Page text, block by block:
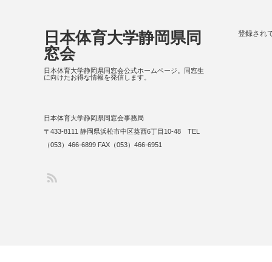
登録され
日本体育大学静岡県同
窓会
日本体育大学静岡県同窓会公式ホームページ。同窓生
に向けたお得な情報を発信します。
日本体育大学静岡県同窓会事務局
〒433-8111 静岡県浜松市中区葵西6丁目10-48 TEL
（053）466-6899 FAX（053）466-6951